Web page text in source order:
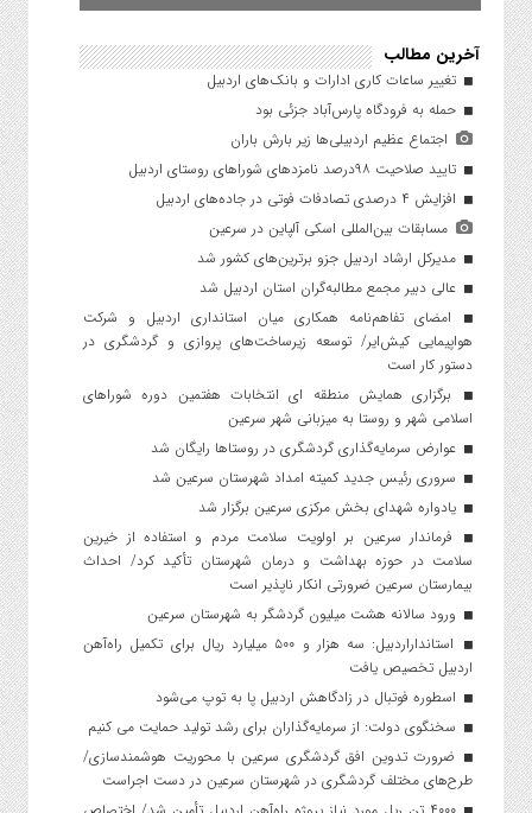
آخرین مطالب
تغییر ساعات کاری ادارات و بانک‌های اردبیل
حمله به فرودگاه پارس‌‌آباد جزئی بود
اجتماع عظیم اردبیلی‌ها زیر بارش باران
تایید صلاحیت ۹۸درصد نامزدهای شوراهای روستای اردبیل
افزایش ۴ درصدی تصادفات فوتی در جاده‌های اردبیل
مسابقات بین‌المللی اسکی آلپاین در سرعین
مدیرکل ارشاد اردبیل جزو برترین‌های کشور شد
عالی دبیر مجمع مطالبه‌گران استان اردبیل شد
امضای تفاهم‌نامه همکاری میان استانداری اردبیل و شرکت
هواپیمایی کیش‌ایر/ توسعه زیرساخت‌های پروازی و گردشگری در
دستور کار است
برگزاری همایش منطقه ای انتخابات هفتمین دوره شوراهای
اسلامی شهر و روستا به میزبانی شهر سرعین
عوارض سرمایه‌گذاری گردشگری در روستاها رایگان شد
سروری رئیس جدید کمیته امداد شهرستان سرعین شد
یادواره شهدای بخش مرکزی سرعین برگزار شد
فرماندار سرعین بر اولویت سلامت مردم و استفاده از خیرین
سلامت در حوزه بهداشت و درمان شهرستان تأکید کرد/ احداث
بیمارستان سرعین ضرورتی انکار ناپذیر است
ورود سالانه هشت میلیون گردشگر به شهرستان سرعین
استانداراردبیل: سه هزار و ۵۰۰ میلیارد ریال برای تکمیل راه‌آهن
اردبیل تخصیص یافت
اسطوره فوتبال در زادگاهش اردبیل پا به توپ می‌شود
سخنگوی دولت: از سرمایه‌گذاران برای رشد تولید حمایت می کنیم
ضرورت تدوین افق گردشگری سرعین با محوریت هوشمندسازی/
طرح‌های مختلف گردشگری در شهرستان سرعین در دست اجراست